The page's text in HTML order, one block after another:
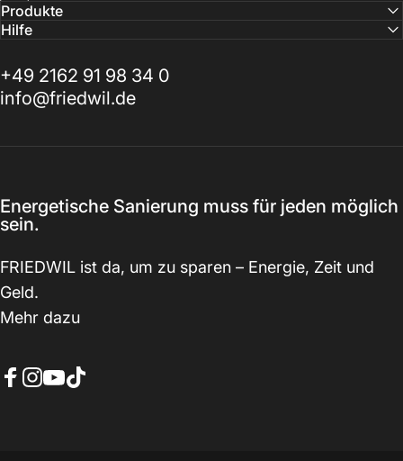
Produkte
Hilfe
+49 2162 91 98 34 0
info@friedwil.de
Energetische Sanierung muss für jeden möglich
sein.
FRIEDWIL ist da, um zu sparen – Energie, Zeit und
Geld.
Mehr dazu